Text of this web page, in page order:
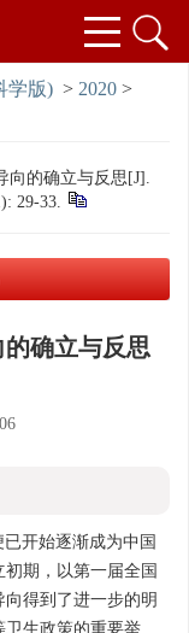
学版) > 2020 >
向的确立与反思[J].
29-33.
确立与反思
开始逐渐成为中国
期，以第一届全国
得到了进一步的明
卫生政策的重要举